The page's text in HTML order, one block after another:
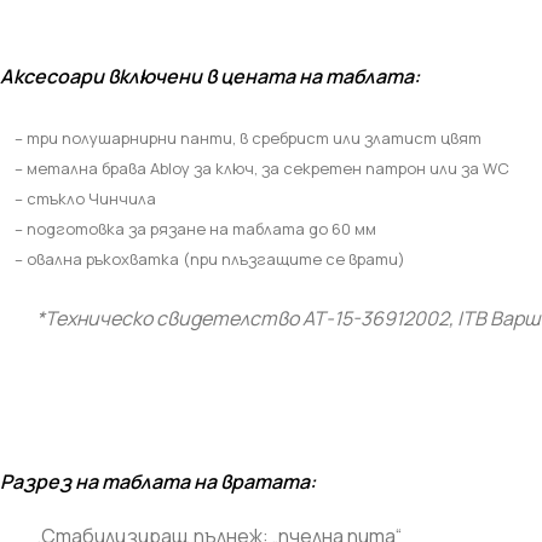
Аксесоари включени в цената на таблата:
– три полушарнирни панти, в сребрист или златист цвят
– метална брава Abloy за ключ, за секретен патрон или за WC
– стъкло Чинчила
– подготовка за рязане на таблата до 60 мм
– овална ръкохватка (при плъзгащите се врати)
*Техническо свидетелство АТ-15-36912002, ITB
Разрез на таблата на вратата:
.Стабилизиращ пълнеж: „пчелна пита“